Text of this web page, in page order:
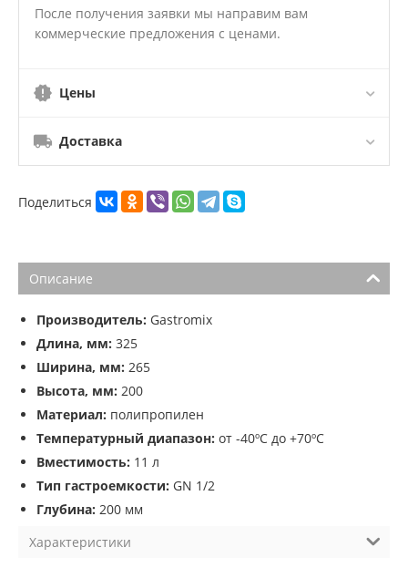
После получения заявки мы направим вам
коммерческие предложения с ценами.
Цены
Доставка
Поделиться
Описание
Производитель: Gastromix
Длина, мм: 325
Ширина, мм: 265
Высота, мм: 200
Материал: полипропилен
Температурный диапазон: от -40ºС до +70ºС
Вместимость: 11 л
Тип гастроемкости: GN 1/2
Глубина: 200 мм
Характеристики